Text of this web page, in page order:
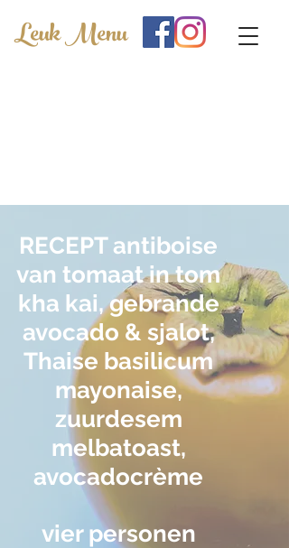
Leuk Menu
RECEPT antiboise
van tomaat in tom
kha kai, gebrande
avocado & sjalot,
Thaise basilicum
mayonaise,
zuurdesem
melbatoast,
avocadocrème
vier personen